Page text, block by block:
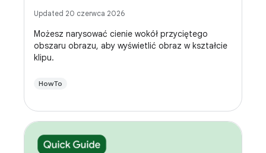
Updated 20 czerwca 2026
Możesz narysować cienie wokół przyciętego
obszaru obrazu, aby wyświetlić obraz w kształcie
klipu.
HowTo